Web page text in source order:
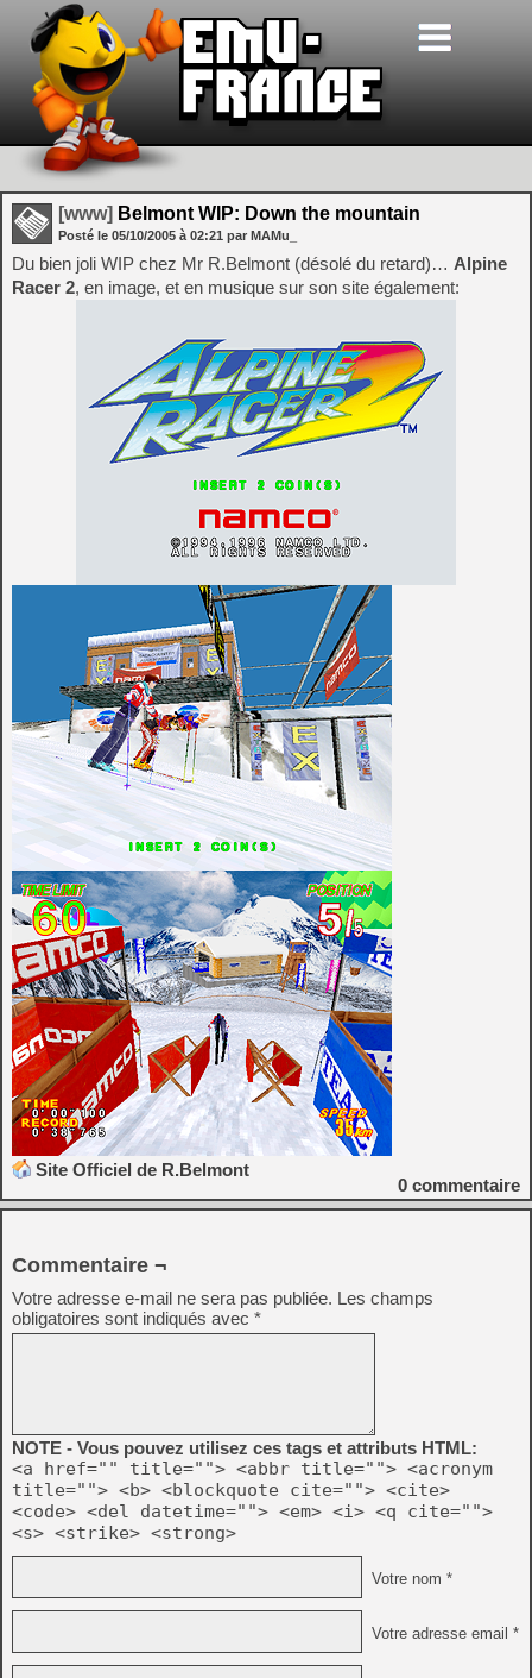
[www] Belmont WIP: Down the mountain
Posté le 05/10/2005 à 02:21 par MAMu_
Du bien joli WIP chez Mr R.Belmont (désolé du retard)… Alpine
Racer 2, en image, et en musique sur son site également:
Site Officiel de R.Belmont
0 commentaire
Commentaire ¬
Votre adresse e-mail ne sera pas publiée. Les champs
obligatoires sont indiqués avec *
NOTE - Vous pouvez utilisez ces tags et attributs HTML:
<a href="" title=""> <abbr title=""> <acronym
title=""> <b> <blockquote cite=""> <cite>
<code> <del datetime=""> <em> <i> <q cite="">
<s> <strike> <strong>
Votre nom *
Votre adresse email *